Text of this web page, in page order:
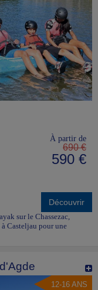
À partir de
690 €
590 €
Découvrir
sur le Chassezac,
Casteljau pour une
12-16 ANS